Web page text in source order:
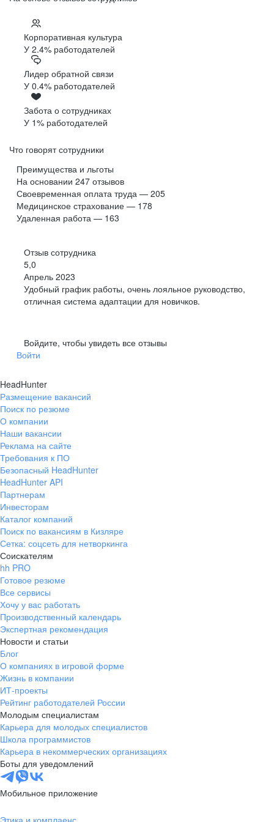
Корпоративная культура
У 2.4% работодателей
Лидер обратной связи
У 0.4% работодателей
Забота о сотрудниках
У 1% работодателей
Что говорят сотрудники
Преимущества и льготы
На основании 247 отзывов
Своевременная оплата труда — 205
Медицинское страхование — 178
Удаленная работа — 163
Отзыв сотрудника
5,0
Апрель 2023
Удобный график работы, очень лояльное руководство,
отличная система адаптации для новичков.
Войдите, чтобы увидеть все отзывы
Войти
HeadHunter
Размещение вакансий
Поиск по резюме
О компании
Наши вакансии
Реклама на сайте
Требования к ПО
Безопасный HeadHunter
HeadHunter API
Партнерам
Инвесторам
Каталог компаний
Поиск по вакансиям в Кизляре
Сетка: соцсеть для нетворкинга
Соискателям
hh PRO
Готовое резюме
Все сервисы
Хочу у вас работать
Производственный календарь
Экспертная рекомендация
Новости и статьи
Блог
О компаниях в игровой форме
Жизнь в компании
ИТ-проекты
Рейтинг работодателей России
Молодым специалистам
Карьера для молодых специалистов
Школа программистов
Карьера в некоммерческих организациях
Боты для уведомлений
Мобильное приложение